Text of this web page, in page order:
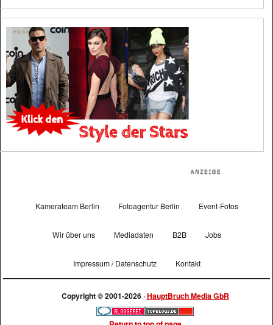
Kamerateam Berlin Fotoagentur Berlin Event-Fotos
Wir über uns Mediadaten B2B Jobs
Impressum / Datenschutz Kontakt
Copyright © 2001-2026 ·HauptBruch Media GbR